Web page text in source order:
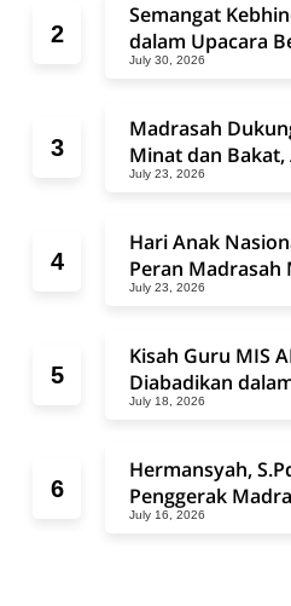
Semangat
dalam Upacara
Raudhotun Nur
July 30, 2026
Madrasah
Minat dan
Ramadhani Ikuti
July 23, 2026
Hari Anak
Peran Madrasah
Bangsa
July 23, 2026
Kisah Guru MIS
Diabadikan
Pelosok Negeri",
July 18, 2026
Hermansyah,
Penggerak
Mengabdikan
July 16, 2026